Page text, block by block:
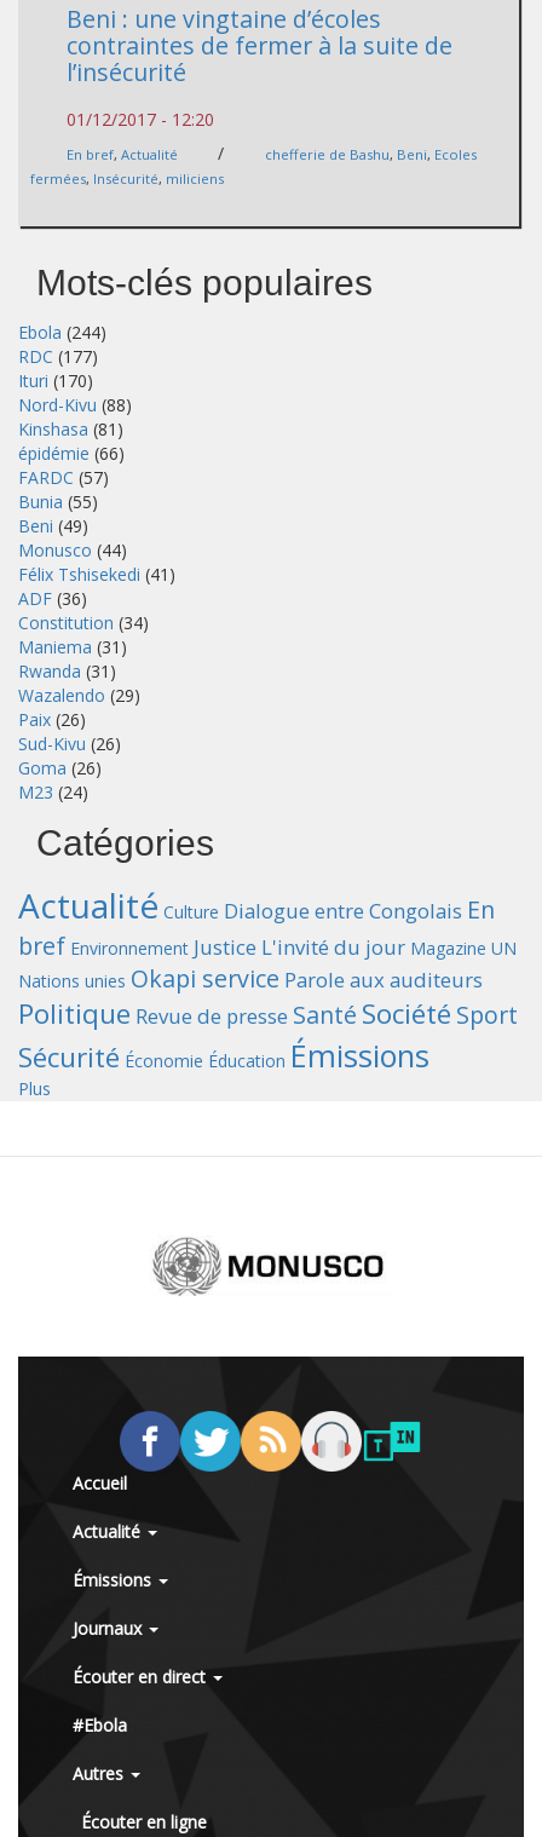
Beni : une vingtaine d’écoles
contraintes de fermer à la suite de
l’insécurité
01/12/2017 - 12:20
En bref, Actualité / chefferie de Bashu, Beni, Ecoles
fermées, Insécurité, miliciens
Mots-clés populaires
Ebola (244)
RDC (177)
Ituri (170)
Nord-Kivu (88)
Kinshasa (81)
épidémie (66)
FARDC (57)
Bunia (55)
Beni (49)
Monusco (44)
Félix Tshisekedi (41)
ADF (36)
Constitution (34)
Maniema (31)
Rwanda (31)
Wazalendo (29)
Paix (26)
Sud-Kivu (26)
Goma (26)
M23 (24)
Catégories
Actualité Culture Dialogue entre Congolais En
bref Environnement Justice L'invité du jour Magazine UN
Nations unies Okapi service Parole aux auditeurs
Politique Revue de presse Santé Société Sport
Sécurité Économie Éducation Émissions
Plus
Accueil
Actualité
Émissions
Journaux
Écouter en direct
#Ebola
Autres
Écouter en ligne